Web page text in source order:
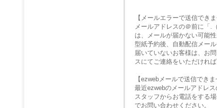
【メールエラーで送信でき
メールアドレスの＠前に「.
は、メールが届かない可能
型紙予約後、自動配信メー
届いていないお客様は、お
スにてご連絡をいただけれ
【ezwebメールで送信でき
最近ezwebのメールアドレ
スタッフからお電話をする
でお問い合わせください。